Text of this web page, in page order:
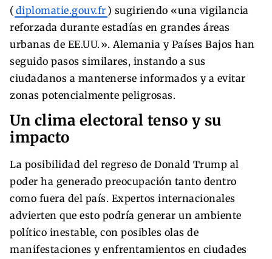
( diplomatie.gouv.fr ) sugiriendo «una vigilancia
reforzada durante estadías en grandes áreas
urbanas de EE.UU.». Alemania y Países Bajos han
seguido pasos similares, instando a sus
ciudadanos a mantenerse informados y a evitar
zonas potencialmente peligrosas.
Un clima electoral tenso y su
impacto
La posibilidad del regreso de Donald Trump al
poder ha generado preocupación tanto dentro
como fuera del país. Expertos internacionales
advierten que esto podría generar un ambiente
político inestable, con posibles olas de
manifestaciones y enfrentamientos en ciudades